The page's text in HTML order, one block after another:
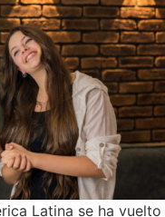
Latina se ha vuelto